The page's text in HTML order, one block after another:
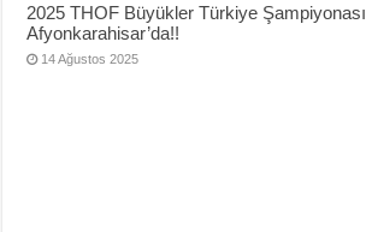
2025 THOF Büyükler Türkiye Şampiyonası
Afyonkarahisar’da!!
14 Ağustos 2025